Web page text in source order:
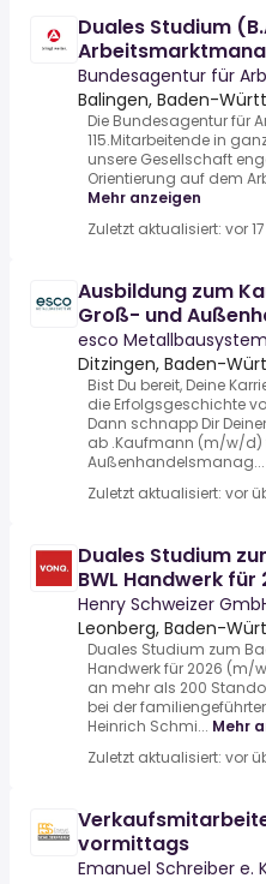
Duales Studium
Beratung für
Bundesagentur für
Balingen, Baden-
Die Bundesagentur für
115.Mitarbeitende in
unsere Gesellschaft
Orientierung auf dem
Mehr anzeigen
Zuletzt aktualisiert: vor
Ausbildung zum
Groß- und
Fachrichtung
esco
Ditzingen, Baden-
Bist Du bereit, Deine
die Erfolgsgeschichte
Dann schnapp Dir
ab .Kaufmann (m/w/d)
Außenhandelsmanag...
Zuletzt aktualisiert: vor
Duales Studium
BWL Handwerk
Henry Schweizer
Leonberg, Baden-
Duales Studium zum
Handwerk für 2026 (m/
an mehr als 200
bei der
Heinrich Schmi... Mehr
Zuletzt aktualisiert: vor
vormittags
Emanuel Schreiber e.